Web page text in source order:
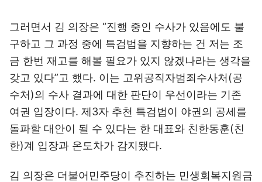
그러면서 김 의장은 “진행 중인 수사가 있음에도 불
구하고 그 과정 중에 특검법을 지향하는 건 저는 조
금 한번 재고를 해볼 필요가 있지 않겠나라는 생각을
갖고 있다”고 했다. 이는 고위공직자범죄수사처(공
수처)의 수사 결과에 대한 판단이 우선이라는 기존
여권 입장이다. 제3자 추천 특검법이 야권의 공세를
돌파할 대안이 될 수 있다는 한 대표와 친한동훈(친
한)계 입장과 온도차가 감지됐다.
김 의장은 더불어민주당이 추진하는 민생회복지원금